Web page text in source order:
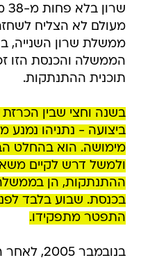
מעולם לא הצליח
ממשלת שרון השנייה,
הממשלה והכנסת הזו
תוכנית ההתנתקות.
בשנה וחצי שבין הכרזת
ביצועה - נתניהו נמנע
מימושה. הוא בהחלט
ולמשל דרש לקיים
ההתנתקות, הן
בכנסת. שבוע בלבד לפני
התפטר מתפקידו.
בנובמבר